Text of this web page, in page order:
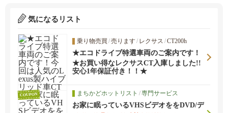
気になるリスト
乗り物売買 /売ります/ レクサス /CT200h
★エコドライブ特選車両のご案内です！
今回は人気のLexus製ハイブリッド車CT
です。車両詳細＆試乗のお申込みはトー
ランス店までご連絡下さい 310-974-18...
★お買い得なレクサスCT入庫しました!!
安心1年保証付き！！★
まちかどホットリスト /専門サービス
お家に眠っているVHSビデオををDVD/デ
COUPON